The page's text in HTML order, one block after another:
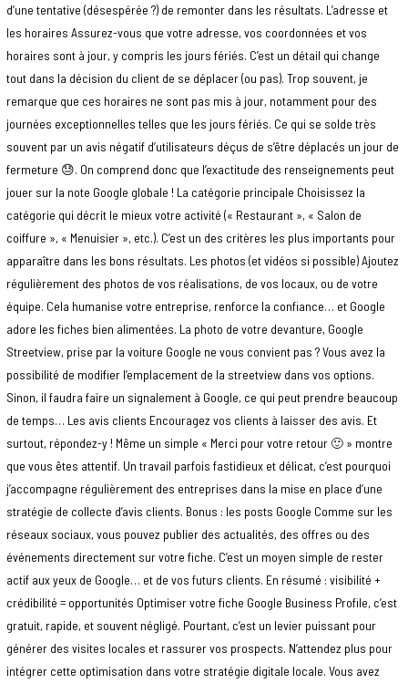
d’une tentative (désespérée ?) de remonter dans les résultats. L’adresse et
les horaires Assurez-vous que votre adresse, vos coordonnées et vos
horaires sont à jour, y compris les jours fériés. C’est un détail qui change
tout dans la décision du client de se déplacer (ou pas). Trop souvent, je
remarque que ces horaires ne sont pas mis à jour, notamment pour des
journées exceptionnelles telles que les jours fériés. Ce qui se solde très
souvent par un avis négatif d’utilisateurs déçus de s’être déplacés un jour de
fermeture 😓. On comprend donc que l’exactitude des renseignements peut
jouer sur la note Google globale ! La catégorie principale Choisissez la
catégorie qui décrit le mieux votre activité (« Restaurant », « Salon de
coiffure », « Menuisier », etc.). C’est un des critères les plus importants pour
apparaître dans les bons résultats. Les photos (et vidéos si possible) Ajoutez
régulièrement des photos de vos réalisations, de vos locaux, ou de votre
équipe. Cela humanise votre entreprise, renforce la confiance… et Google
adore les fiches bien alimentées. La photo de votre devanture, Google
Streetview, prise par la voiture Google ne vous convient pas ? Vous avez la
possibilité de modifier l’emplacement de la streetview dans vos options.
Sinon, il faudra faire un signalement à Google, ce qui peut prendre beaucoup
de temps… Les avis clients Encouragez vos clients à laisser des avis. Et
surtout, répondez-y ! Même un simple « Merci pour votre retour 🙂 » montre
que vous êtes attentif. Un travail parfois fastidieux et délicat, c’est pourquoi
j’accompagne régulièrement des entreprises dans la mise en place d’une
stratégie de collecte d’avis clients. Bonus : les posts Google Comme sur les
réseaux sociaux, vous pouvez publier des actualités, des offres ou des
événements directement sur votre fiche. C’est un moyen simple de rester
actif aux yeux de Google… et de vos futurs clients. En résumé : visibilité +
crédibilité = opportunités Optimiser votre fiche Google Business Profile, c’est
gratuit, rapide, et souvent négligé. Pourtant, c’est un levier puissant pour
générer des visites locales et rassurer vos prospects. N’attendez plus pour
intégrer cette optimisation dans votre stratégie digitale locale. Vous avez